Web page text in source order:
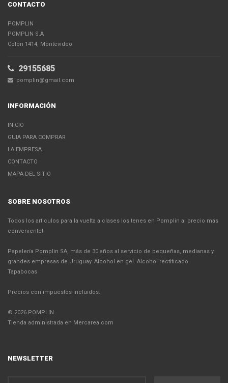
CONTACTO
POMPLIN
POMPLIN S.A
Colon 1414, Montevideo
29155685
pomplin@gmail.com
INFORMACIÓN
INICIO
GUIA PARA COMPRAR
LA EMPRESA
CONTACTO
MAPA DEL SITIO
SOBRE NOSOTROS
Todos los articulos para la vuelta a clases los tenes en Pomplin al precio más
conveniente!
Papelería Pomplin SA, más de 30 años al servicio de pequeñas, medianas y
grandes empresas de Uruguay. Alcohol en gel. Alcohol rectificado.
Tapabocas
Precios con impuestos incluidos.
© 2026 POMPLIN.
Tienda administrada en Mercarea.com
NEWSLETTER